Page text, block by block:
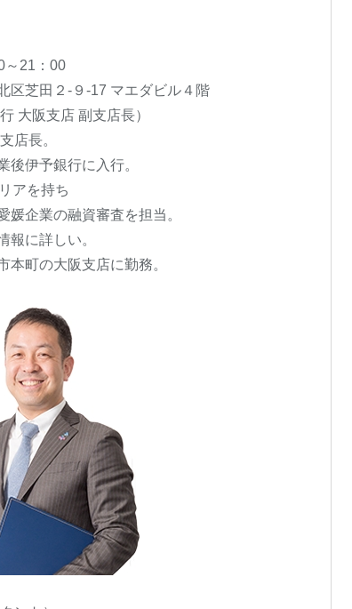
21：00
２-９-17 マエダビル４階
阪支店 副支店長）
長。
銀行に入行。
を持ち
の融資審査を担当。
詳しい。
大阪支店に勤務。